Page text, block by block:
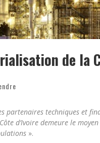
de la
partenaires techniques et
d’Ivoire demeure le
».